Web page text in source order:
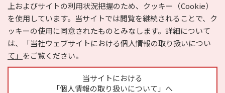
上およびサイトの利用状況把握のため、クッキー（Cookie）
を使用しています。当サイトでは閲覧を継続されることで、ク
ッキーの使用に同意されたものとみなします。詳細について
は、
「当社ウェブサイトにおける個人情報の取り扱いについ
て」 をご覧ください。
当サイトにおける
「個人情報の取り扱いについて」へ
Copyright © HYOJITO.Co.,Ltd. All Rights Reserved.